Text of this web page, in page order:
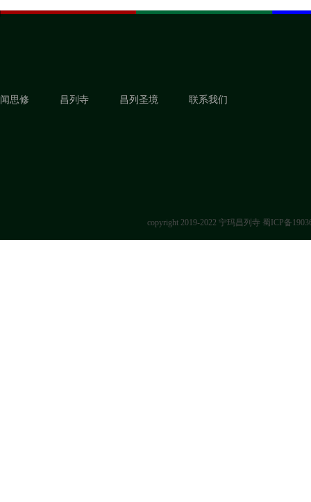
闻思修 昌列寺 昌列圣境 联系我们
copyright 2019-2022 宁玛昌列寺 蜀ICP备